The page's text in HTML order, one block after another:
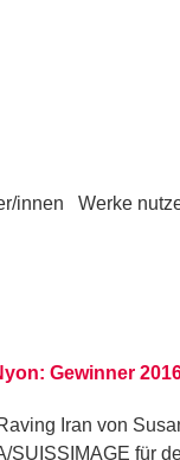
innen Werke
Gewinner
Iran von
SUISSIMAGE für